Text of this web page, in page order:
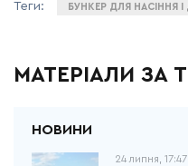
БУНКЕР ДЛЯ НАСІННЯ
МАТЕРІАЛИ ЗА
24 липня, 17:47